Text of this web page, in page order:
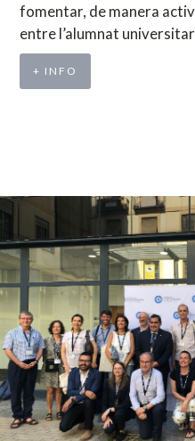
fomentar, de manera
entre l’alumnat
+ INFO